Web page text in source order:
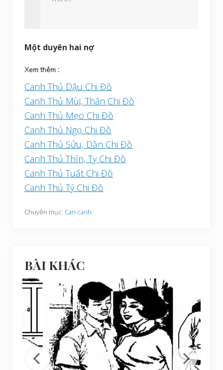
Một duyên hai nợ
Xem thêm :
Canh Thủ Dậu Chi Đồ
Canh Thủ Mùi, Thân Chi Đồ
Canh Thủ Mẹo Chi Đồ
Canh Thủ Ngọ Chi Đồ
Canh Thủ Sửu, Dần Chi Đồ
Canh Thủ Thìn, Tỵ Chi Đồ
Canh Thủ Tuất Chi Đồ
Canh Thủ Tý Chi Đồ
Chuyên mục: Can canh
BÀI KHÁC